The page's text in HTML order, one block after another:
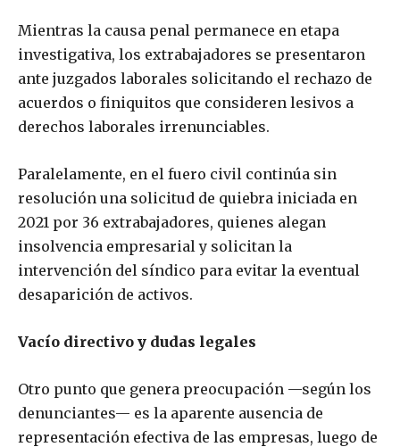
Mientras la causa penal permanece en etapa
investigativa, los extrabajadores se presentaron
ante juzgados laborales solicitando el rechazo de
acuerdos o finiquitos que consideren lesivos a
derechos laborales irrenunciables.
Paralelamente, en el fuero civil continúa sin
resolución una solicitud de quiebra iniciada en
2021 por 36 extrabajadores, quienes alegan
insolvencia empresarial y solicitan la
intervención del síndico para evitar la eventual
desaparición de activos.
Vacío directivo y dudas legales
Otro punto que genera preocupación —según los
denunciantes— es la aparente ausencia de
representación efectiva de las empresas, luego de